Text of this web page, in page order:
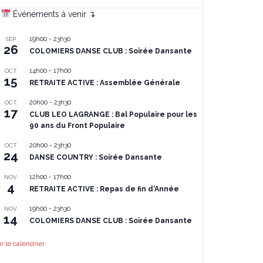
Événements à venir ↴
SEP
26
19h00 - 23h30
COLOMIERS DANSE CLUB : Soirée Dansante
OCT
15
14h00 - 17h00
RETRAITE ACTIVE : Assemblée Générale
OCT
17
20h00 - 23h30
CLUB LEO LAGRANGE : Bal Populaire pour les
90 ans du Front Populaire
OCT
24
20h00 - 23h30
DANSE COUNTRY : Soirée Dansante
NOV
4
12h00 - 17h00
RETRAITE ACTIVE : Repas de fin d’Année
NOV
14
19h00 - 23h30
COLOMIERS DANSE CLUB : Soirée Dansante
le calendrier